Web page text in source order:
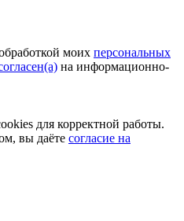
моих персональных
на информационно-
для корректной работы.
вы даёте согласие на